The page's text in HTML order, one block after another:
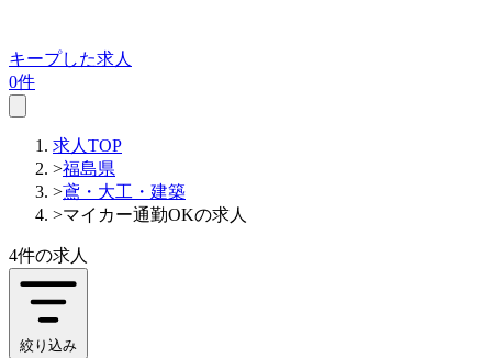
キープした求人
0件
求人TOP
>福島県
>鳶・大工・建築
>マイカー通勤OKの求人
4件の求人
絞り込み